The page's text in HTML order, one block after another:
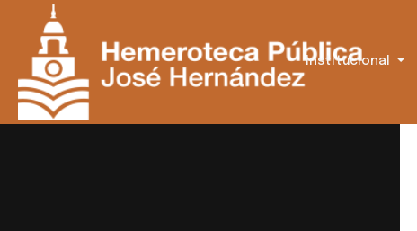
Institucional